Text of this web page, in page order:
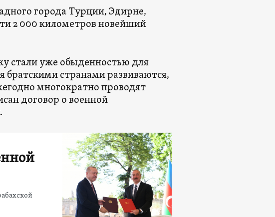
города Турции, Эдирне,
2 000 километров новейший
стали уже обыденностью для
странами развиваются,
многократно проводят
договор о военной